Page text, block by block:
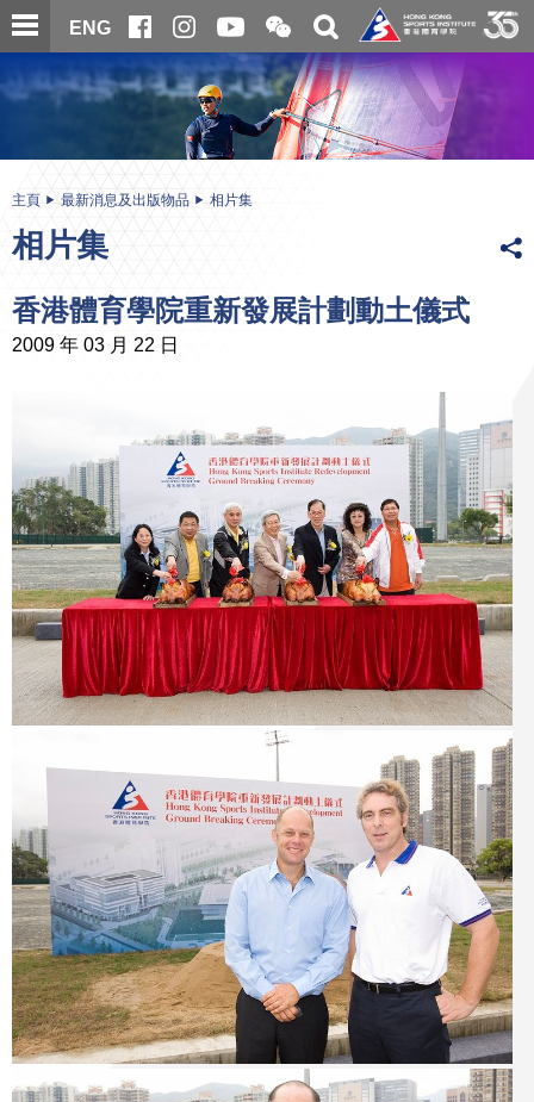
跳
至
內
ENG
開
合
微
信
二
維
碼
關
搜
尋
内
主頁 最新消息及出版物品 相片集
相片集
香港體育學院重新發展計劃動土儀式
2009 年 03 月 22 日